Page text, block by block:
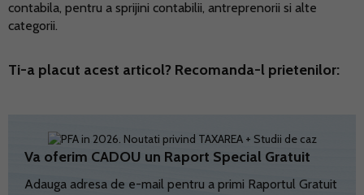
contabila, pentru a sprijini contabilii, antreprenorii si alte
categorii.
Ti-a placut acest articol? Recomanda-l prietenilor:
Va oferim CADOU un Raport Special Gratuit
Adauga adresa de e-mail pentru a primi Raportul Gratuit